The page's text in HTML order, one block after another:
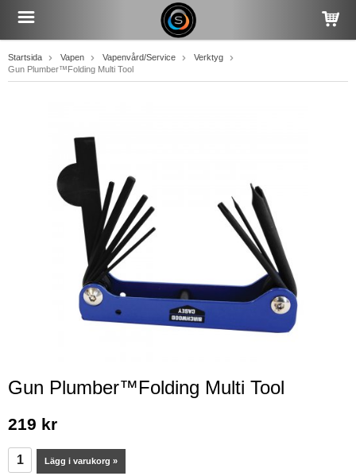
Startsida Vapen Vapenvård/Service
Verktyg
Gun Plumber™Folding Multi Tool
Gun Plumber™Folding Multi Tool
219 kr
Lägg i varukorg »